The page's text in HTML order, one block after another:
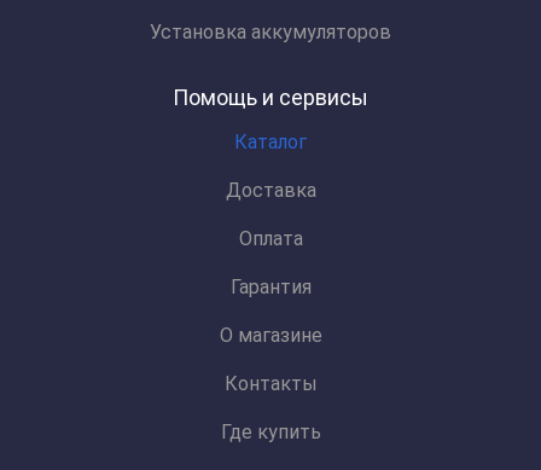
Установка аккумуляторов
Помощь и сервисы
Каталог
Доставка
Оплата
Гарантия
О магазине
Контакты
Где купить